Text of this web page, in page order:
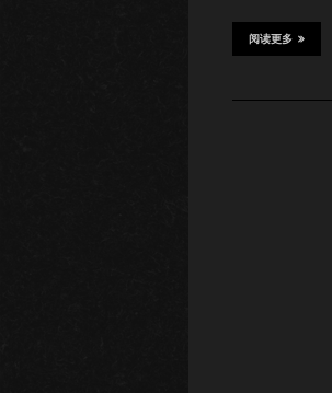
阅读更多